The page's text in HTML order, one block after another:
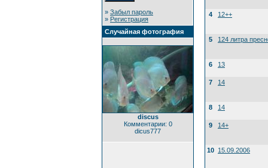
» Забыл пароль
» Регистрация
Случайная фотография
discus
Комментарии: 0
dicus777
4 12++
5 124 литра
6 13
7 14
8 14
9 14+
10 15.09.2006